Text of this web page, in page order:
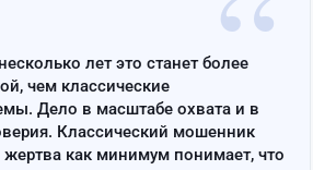
“
лет это станет более
чем классические
Дело в масштабе охвата и в
Классический мошенник
жертва как минимум понимает, что